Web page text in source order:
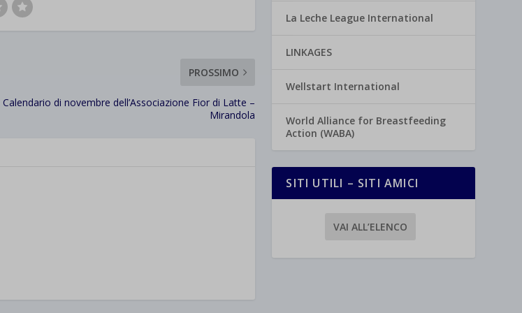
PROSSIMO
Calendario di novembre dell’Associazione Fior di Latte –
Mirandola
La Leche League International
LINKAGES
Wellstart International
World Alliance for Breastfeeding
Action (WABA)
SITI UTILI – SITI AMICI
VAI ALL’ELENCO